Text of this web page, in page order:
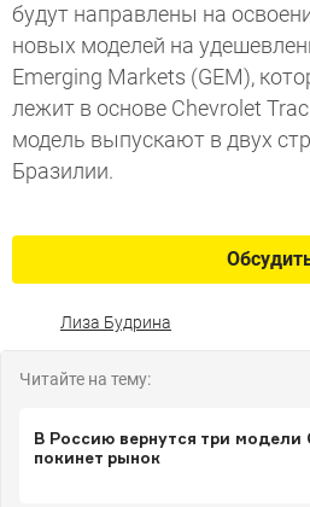
будут направлены на
новых моделей на
Emerging Markets (GEM),
лежит в основе Chevrolet
модель выпускают в двух
Бразилии.
Лиза Будрина
Читайте на тему:
В Россию вернутся три модели
покинет рынок